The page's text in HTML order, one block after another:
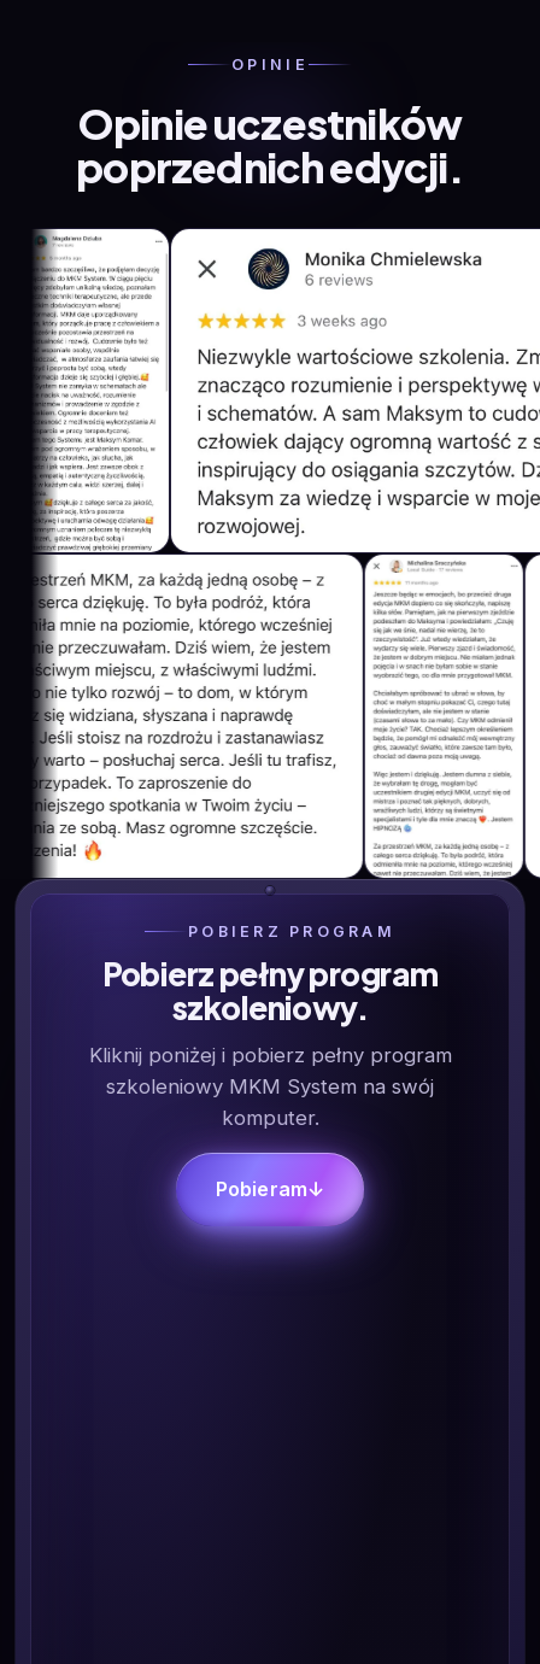
OPINIE
Opinie uczestników
poprzednich edycji.
POBIERZ PROGRAM
Pobierz pełny program
szkoleniowy.
Kliknij poniżej i pobierz pełny program
szkoleniowy MKM System na swój
komputer.
Pobieram↓